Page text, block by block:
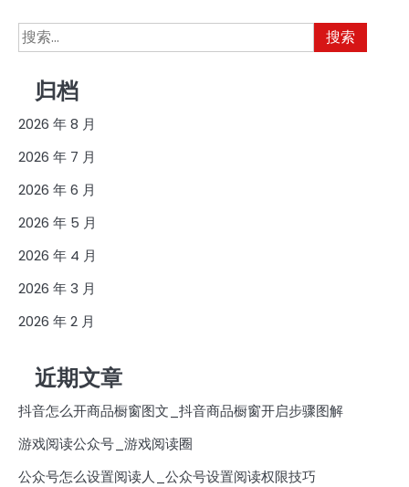
搜
索：
归档
2026 年 8 月
2026 年 7 月
2026 年 6 月
2026 年 5 月
2026 年 4 月
2026 年 3 月
2026 年 2 月
近期文章
抖音怎么开商品橱窗图文_抖音商品橱窗开启步骤图解
游戏阅读公众号_游戏阅读圈
公众号怎么设置阅读人_公众号设置阅读权限技巧